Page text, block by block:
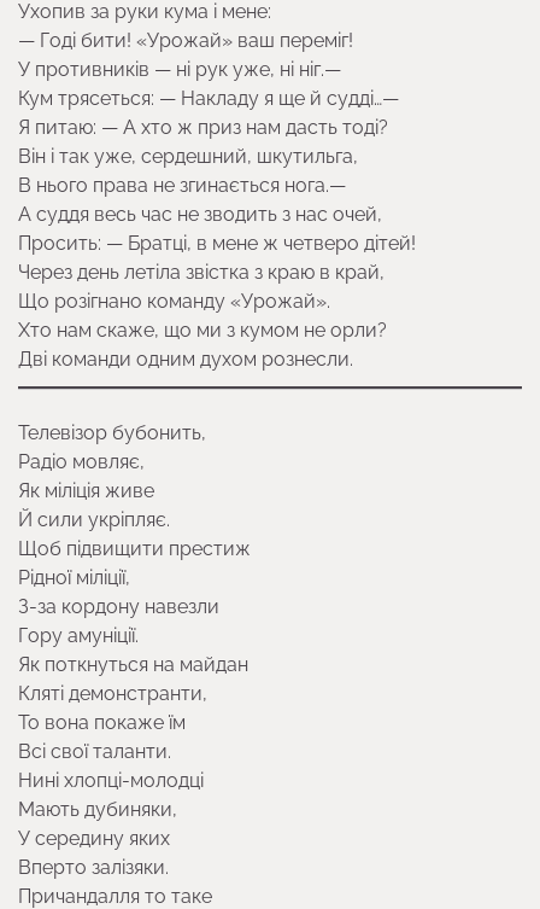
Ухопив за руки кума і мене:
— Годі бити! «Урожай» ваш переміг!
У противників — ні рук уже, ні ніг.—
Кум трясеться: — Накладу я ще й судді…—
Я питаю: — А хто ж приз нам дасть тоді?
Він і так уже, сердешний, шкутильга,
В нього права не згинається нога.—
А суддя весь час не зводить з нас очей,
Просить: — Братці, в мене ж четверо дітей!
Через день летіла звістка з краю в край,
Що розігнано команду «Урожай».
Хто нам скаже, що ми з кумом не орли?
Дві команди одним духом рознесли.
Телевізор бубонить,
Радіо мовляє,
Як міліція живе
Й сили укріпляє.
Щоб підвищити престиж
Рідної міліції,
З-за кордону навезли
Гору амуніції.
Як поткнуться на майдан
Кляті демонстранти,
То вона покаже їм
Всі свої таланти.
Нині хлопці-молодці
Мають дубиняки,
У середину яких
Вперто залізяки.
Причандалля то таке